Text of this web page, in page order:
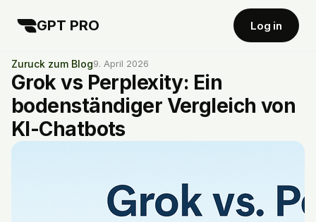
GPT PRO Log in
Zuruck zum Blog9. April 2026
Grok vs Perplexity: Ein
bodenständiger Vergleich von
KI-Chatbots